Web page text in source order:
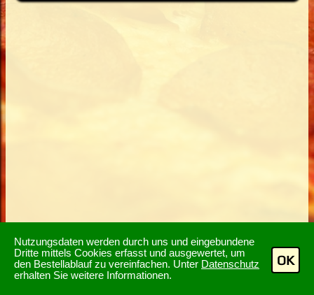
Nutzungsdaten werden durch uns und eingebundene
Dritte mittels Cookies erfasst und ausgewertet, um
den Bestellablauf zu vereinfachen. Unter Datenschutz
erhalten Sie weitere Informationen.
OK